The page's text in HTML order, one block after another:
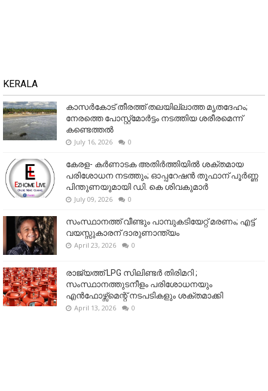
KERALA
കാസർകോട് തീരത്ത് തലയില്ലാത്ത മൃതദേഹം;
നേരത്തെ പോസ്റ്റ്‌മോർട്ടം നടത്തിയ ശരീരമെന്ന്
കണ്ടെത്തൽ
July 16, 2026 0
കേരള- കർണാടക അതിർത്തിയിൽ ശക്തമായ
പരിശോധന നടത്തും; ഓപ്പറേഷൻ തൂഫാന് പൂർണ്ണ
പിന്തുണയുമായി ഡി. കെ ശിവകുമാർ
July 09, 2026 0
സംസ്ഥാനത്ത് വീണ്ടും പാമ്പുകടിയേറ്റ് മരണം; എട്ട്
വയസ്സുകാരന് ദാരുണാന്ത്യം
April 23, 2026 0
രാജ്യത്ത് LPG സിലിണ്ടർ തിരിമറി ;
സംസ്ഥാനത്തുടനീളം പരിശോധനയും
എൻഫോഴ്സ്മെന്റ് നടപടികളും ശക്തമാക്കി
April 13, 2026 0